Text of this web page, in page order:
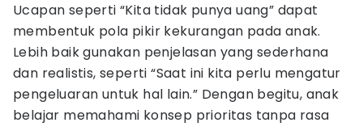
Ucapan seperti “Kita tidak punya uang” dapat
membentuk pola pikir kekurangan pada anak.
Lebih baik gunakan penjelasan yang sederhana
dan realistis, seperti “Saat ini kita perlu mengatur
pengeluaran untuk hal lain.” Dengan begitu, anak
belajar memahami konsep prioritas tanpa rasa